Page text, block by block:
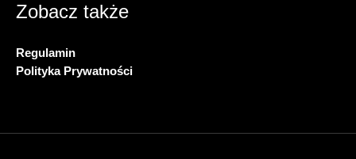
Zobacz także
Regulamin
Polityka Prywatności